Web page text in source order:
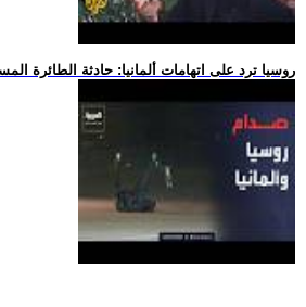
.. روسيا ترد على اتهامات ألمانيا: حادثة الطائرة